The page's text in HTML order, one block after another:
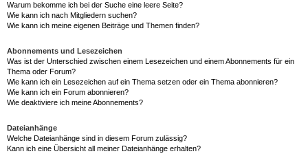
Warum bekomme ich bei der Suche eine leere Seite?
Wie kann ich nach Mitgliedern suchen?
Wie kann ich meine eigenen Beiträge und Themen finden?
Abonnements und Lesezeichen
Was ist der Unterschied zwischen einem Lesezeichen und einem Abonnements für ein
Thema oder Forum?
Wie kann ich ein Lesezeichen auf ein Thema setzen oder ein Thema abonnieren?
Wie kann ich ein Forum abonnieren?
Wie deaktiviere ich meine Abonnements?
Dateianhänge
Welche Dateianhänge sind in diesem Forum zulässig?
Kann ich eine Übersicht all meiner Dateianhänge erhalten?